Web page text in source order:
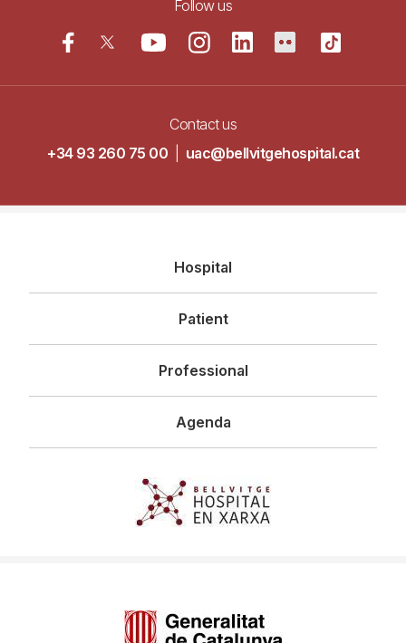
Follow us
Contact us
+34 93 260 75 00
uac@bellvitgehospital.cat
principal
Hospital
Patient
Professional
Agenda